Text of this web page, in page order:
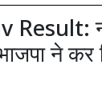
ने कर